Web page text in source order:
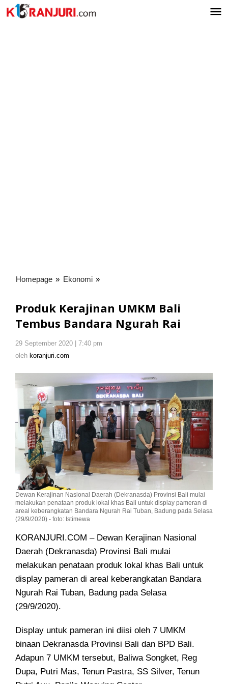
Lewati
ke
Homepage » Ekonomi »
Bali
Tembus
Ngurah
Produk Kerajinan UMKM Bali
Tembus Bandara Ngurah Rai
29 September 2020 | 7:40 pm
oleh koranjuri.com
Dewan Kerajinan Nasional Daerah (Dekranasda) Provinsi Bali mulai
melakukan penataan produk lokal khas Bali untuk display pameran di
areal keberangkatan Bandara Ngurah Rai Tuban, Badung pada Selasa
(29/9/2020) - foto: Istimewa
KORANJURI.COM – Dewan Kerajinan Nasional
Daerah (Dekranasda) Provinsi Bali mulai
melakukan penataan produk lokal khas Bali untuk
display pameran di areal keberangkatan Bandara
Ngurah Rai Tuban, Badung pada Selasa
(29/9/2020).
Display untuk pameran ini diisi oleh 7 UMKM
binaan Dekranasda Provinsi Bali dan BPD Bali.
Adapun 7 UMKM tersebut, Baliwa Songket, Reg
Dupa, Putri Mas, Tenun Pastra, SS Silver, Tenun